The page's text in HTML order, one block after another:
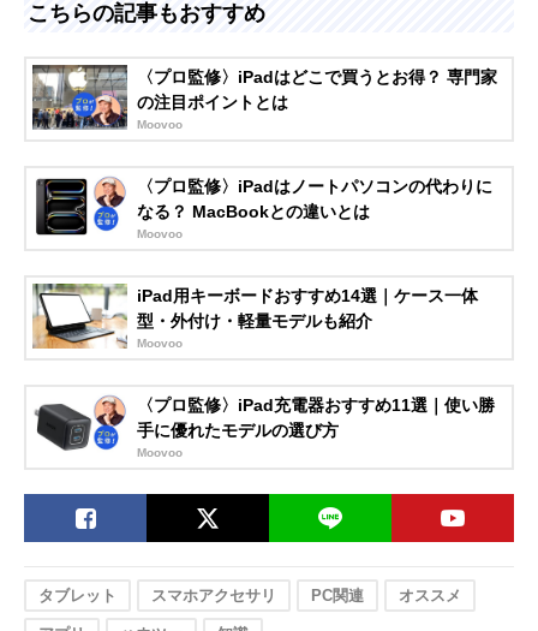
こちらの記事もおすすめ
〈プロ監修〉iPadはどこで買うとお得？ 専門家
の注目ポイントとは
Moovoo
〈プロ監修〉iPadはノートパソコンの代わりに
なる？ MacBookとの違いとは
Moovoo
iPad用キーボードおすすめ14選｜ケース一体
型・外付け・軽量モデルも紹介
Moovoo
〈プロ監修〉iPad充電器おすすめ11選｜使い勝
手に優れたモデルの選び方
Moovoo
タブレット スマホアクセサリ PC関連 オススメ